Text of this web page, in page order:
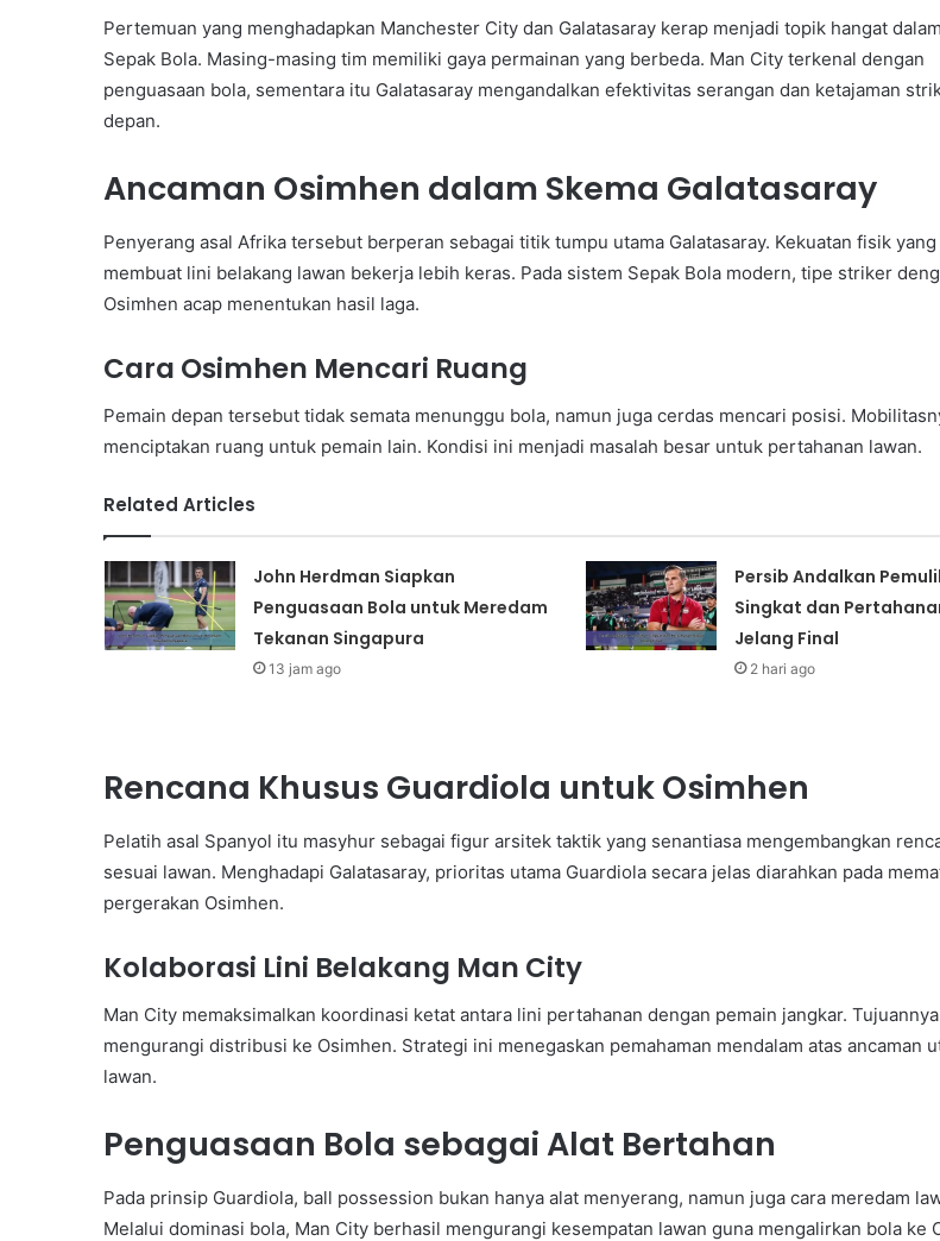
Pertemuan yang menghadapkan Manchester City dan Galatasaray kerap menjadi topik hangat
Sepak Bola. Masing-masing tim memiliki gaya permainan yang berbeda. Man City terkenal dengan
penguasaan bola, sementara itu Galatasaray mengandalkan efektivitas serangan dan ketajaman
depan.
Ancaman Osimhen dalam Skema Galatasaray
Penyerang asal Afrika tersebut berperan sebagai titik tumpu utama Galatasaray. Kekuatan fisik
membuat lini belakang lawan bekerja lebih keras. Pada sistem Sepak Bola modern, tipe striker
Osimhen acap menentukan hasil laga.
Cara Osimhen Mencari Ruang
Pemain depan tersebut tidak semata menunggu bola, namun juga cerdas mencari posisi.
menciptakan ruang untuk pemain lain. Kondisi ini menjadi masalah besar untuk pertahanan lawan.
Related Articles
John Herdman Siapkan
Penguasaan Bola untuk Meredam
Tekanan Singapura
13 jam ago
Persib Andalkan
Singkat dan
Jelang Final
2 hari ago
Rencana Khusus Guardiola untuk Osimhen
Pelatih asal Spanyol itu masyhur sebagai figur arsitek taktik yang senantiasa mengembangkan
sesuai lawan. Menghadapi Galatasaray, prioritas utama Guardiola secara jelas diarahkan pada
pergerakan Osimhen.
Kolaborasi Lini Belakang Man City
Man City memaksimalkan koordinasi ketat antara lini pertahanan dengan pemain jangkar.
mengurangi distribusi ke Osimhen. Strategi ini menegaskan pemahaman mendalam atas ancaman
lawan.
Penguasaan Bola sebagai Alat Bertahan
Pada prinsip Guardiola, ball possession bukan hanya alat menyerang, namun juga cara meredam
Melalui dominasi bola, Man City berhasil mengurangi kesempatan lawan guna mengalirkan bola ke